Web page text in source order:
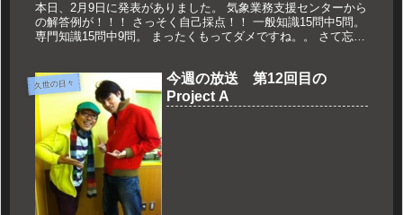
本日、2月9日に発表がありました。 気象業務支援センターから
の解答例が！！！ さっそく自己採点！！ 一般知識15問中5問。
専門知識15問中9問。 まったくもってダメですね。。 さて忘れ
久世の日々
今週の放送 第12回目の
Project A